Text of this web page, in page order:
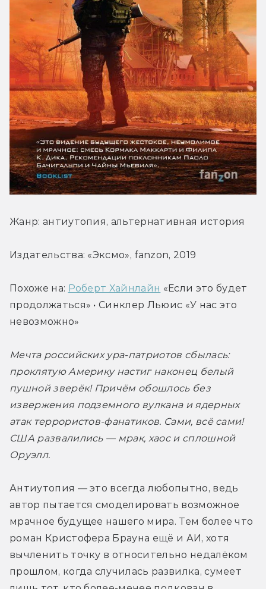
Жанр: антиутопия, альтернативная история
Издательствa: «Эксмо», fanzon, 2019
Похоже на: Роберт Хайнлайн «Если это будет
продолжаться» • Синклер Льюис «У нас это
невозможно»
Мечта российских ура-патриотов сбылась:
проклятую Америку настиг наконец белый
пушной зверёк! Причём обошлось без
извержения подземного вулкана и ядерных
атак террористов-фанатиков. Сами, всё сами!
США развалились — мрак, хаос и сплошной
Оруэлл.
Антиутопия — это всегда любопытно, ведь
автор пытается смоделировать возможное
мрачное будущее нашего мира. Тем более что
роман Кристофера Брауна ещё и АИ, хотя
вычленить точку в относительно недалёком
прошлом, когда случилась развилка, сумеет